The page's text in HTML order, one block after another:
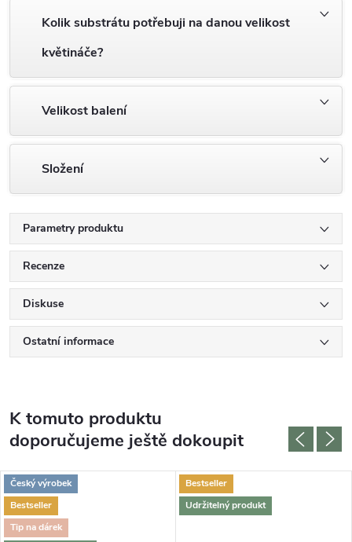
Kolik substrátu potřebuji na danou velikost
květináče?
Velikost balení
Složení
Parametry produktu
Recenze
Diskuse
Ostatní informace
K tomuto produktu
doporučujeme ještě dokoupit
Český výrobek
Bestseller
Tip na dárek
Bestseller
Udržitelný produkt